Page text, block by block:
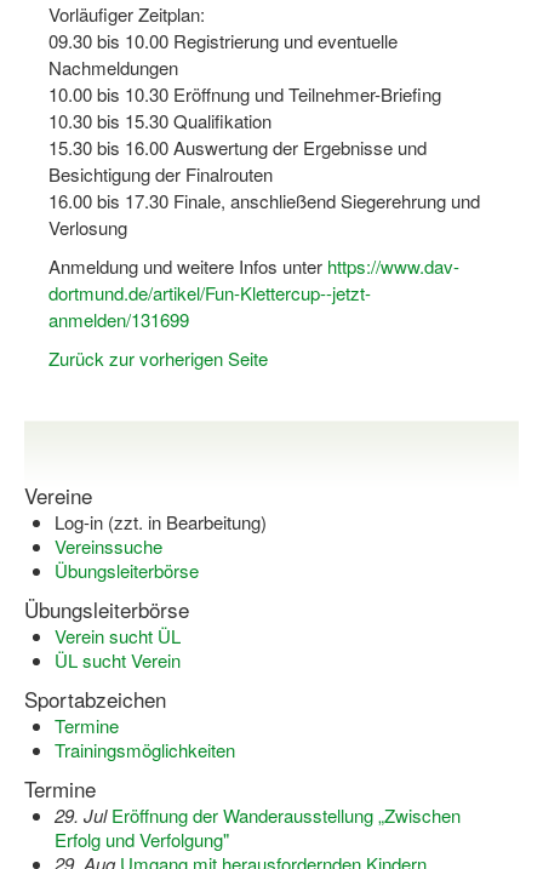
Sportgutschein 4.0
SportartCheck
Sport im Ganztag
Sport vor Ort
Integration durch Sport
NRW bewegt seine KINDER!
Bewegungsmodel
SSB-Sport
Gymnastik und Entspannung für Frauen
Koronarsport
Seniorensport
Reha-Sportangebote in NRW suchen
Vorläufiger Zeitplan:
09.30 bis 10.00 Registrierung und eventuelle
Nachmeldungen
10.00 bis 10.30 Eröffnung und Teilnehmer-Briefing
10.30 bis 15.30 Qualifikation
15.30 bis 16.00 Auswertung der Ergebnisse und
Besichtigung der Finalrouten
16.00 bis 17.30 Finale, anschließend Siegerehrung und
Verlosung
Anmeldung und weitere Infos unter https://www.dav-
dortmund.de/artikel/Fun-Klettercup--jetzt-
anmelden/131699
Zurück zur vorherigen Seite
Vereine
Log-in (zzt. in Bearbeitung)
Vereinssuche
Übungsleiterbörse
Übungsleiterbörse
Verein sucht ÜL
ÜL sucht Verein
Sportabzeichen
Termine
Trainingsmöglichkeiten
Termine
29. Jul Eröffnung der Wanderausstellung „Zwischen
Erfolg und Verfolgung"
29. Aug Umgang mit herausfordernden Kindern